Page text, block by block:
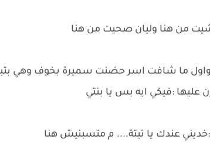
من هنا وليان صحيت من هنا
واول ما شافت اسر حضنت سميرة بخوف وهي
عليها :فيكي ايه بس يا بنتي
:خديني عندك يا تيتة.... م متسبنيش هنا